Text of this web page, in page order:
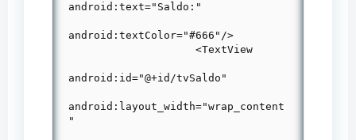
android:text="Saldo:"
android:textColor="#666"/>
android:id="@+id/tvSaldo"
android:layout_width="wrap_content
"